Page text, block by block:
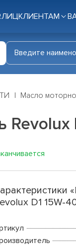
КЛИЕНТАМ
Масло
D1 15W-